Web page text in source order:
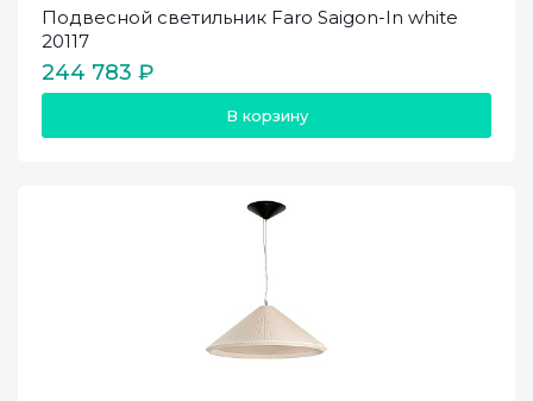
Подвесной светильник Faro Saigon-In white
20117
244 783 ₽
В корзину